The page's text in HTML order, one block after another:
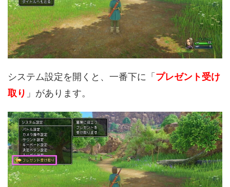
システム設定を開くと、一番下に「プレゼント受け
取り 」があります。